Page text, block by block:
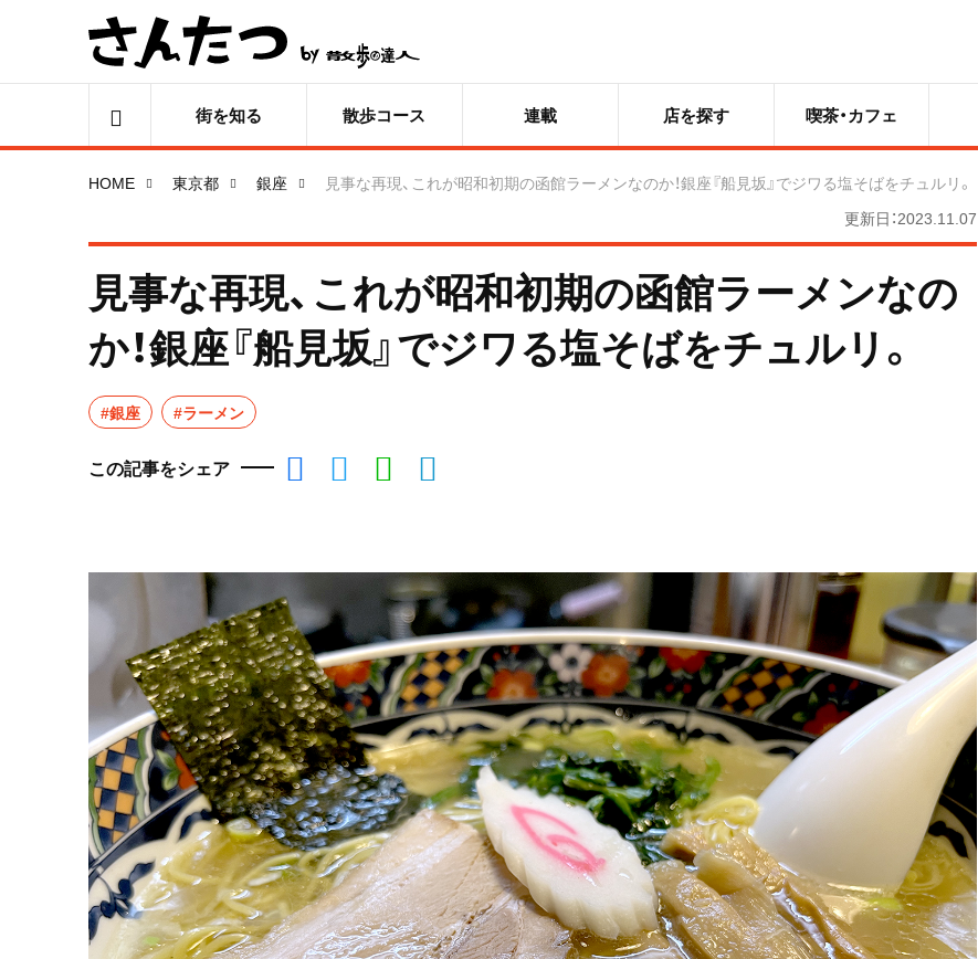
街を知る 散歩コース 連載 店を探す 喫茶・カフェ
HOME 東京都 銀座
見事な再現、これが昭和初期の函館ラーメンなのか！銀座『船見坂』でジワる塩そばをチュルリ。
更新日：2023.11.07
見事な再現、これが昭和初期の函館ラーメンなの
か！銀座『船見坂』でジワる塩そばをチュルリ。
#銀座 #ラーメン
この記事をシェア